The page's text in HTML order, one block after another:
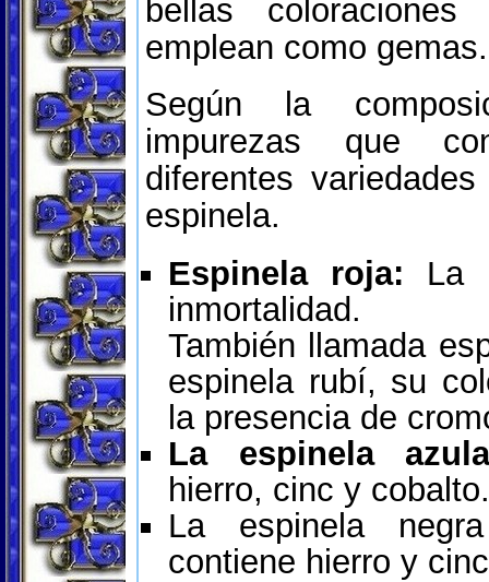
bellas coloraciones
emplean como gemas.
Según la
impurezas que
diferentes
espinela.
Espinela roja: La
inmortalidad.
También llamada
espinela rubí, su
la presencia de
La espinela
hierro, cinc y cobalto.
La espinela
contiene hierro y